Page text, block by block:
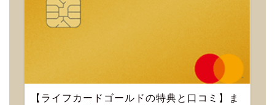
【ライフカードゴールドの特典と口コミ】ま